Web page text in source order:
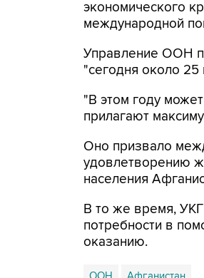
экономического
международной
Управление ООН
"сегодня около
"В этом году
прилагают
Оно призвало
удовлетворению
населения
В то же время,
потребности в
оказанию.